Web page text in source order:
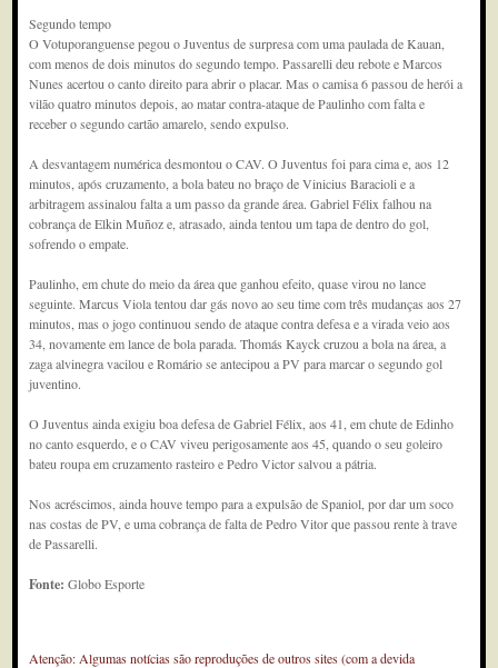
Segundo tempo
O Votuporanguense pegou o Juventus de surpresa com uma paulada de Kauan,
com menos de dois minutos do segundo tempo. Passarelli deu rebote e Marcos
Nunes acertou o canto direito para abrir o placar. Mas o camisa 6 passou de herói a
vilão quatro minutos depois, ao matar contra-ataque de Paulinho com falta e
receber o segundo cartão amarelo, sendo expulso.
A desvantagem numérica desmontou o CAV. O Juventus foi para cima e, aos 12
minutos, após cruzamento, a bola bateu no braço de Vinicius Baracioli e a
arbitragem assinalou falta a um passo da grande área. Gabriel Félix falhou na
cobrança de Elkin Muñoz e, atrasado, ainda tentou um tapa de dentro do gol,
sofrendo o empate.
Paulinho, em chute do meio da área que ganhou efeito, quase virou no lance
seguinte. Marcus Viola tentou dar gás novo ao seu time com três mudanças aos 27
minutos, mas o jogo continuou sendo de ataque contra defesa e a virada veio aos
34, novamente em lance de bola parada. Thomás Kayck cruzou a bola na área, a
zaga alvinegra vacilou e Romário se antecipou a PV para marcar o segundo gol
juventino.
O Juventus ainda exigiu boa defesa de Gabriel Félix, aos 41, em chute de Edinho
no canto esquerdo, e o CAV viveu perigosamente aos 45, quando o seu goleiro
bateu roupa em cruzamento rasteiro e Pedro Victor salvou a pátria.
Nos acréscimos, ainda houve tempo para a expulsão de Spaniol, por dar um soco
nas costas de PV, e uma cobrança de falta de Pedro Vitor que passou rente à trave
de Passarelli.
Fonte:Globo Esporte
Atenção: Algumas notícias são reproduções de outros sites (com a devida